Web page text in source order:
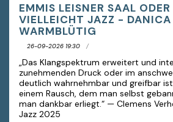
EMMIS LEISNER SAAL
VIELLEICHT JAZZ - DANICA
WARMBLÜTIG
26-09-2026 19:30
„Das Klangspektrum erweitert und
zunehmenden Druck oder im
deutlich wahrnehmbar und greifbar
einem Rausch, dem man selbst
man dankbar erliegt.“ — Clemens
Jazz 2025